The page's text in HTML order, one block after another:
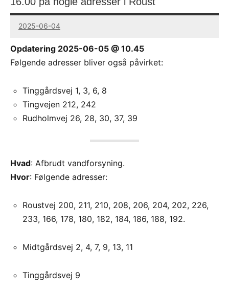
2025-06-04
Mads
Skydt
Opdatering 2025-06-05 @ 10.45
Følgende adresser bliver også påvirket:
Tinggårdsvej 1, 3, 6, 8
Tingvejen 212, 242
Rudholmvej 26, 28, 30, 37, 39
Hvad: Afbrudt vandforsyning.
Hvor: Følgende adresser:
Roustvej 200, 211, 210, 208, 206, 204, 202, 226,
233, 166, 178, 180, 182, 184, 186, 188, 192.
Midtgårdsvej 2, 4, 7, 9, 13, 11
Tinggårdsvej 9